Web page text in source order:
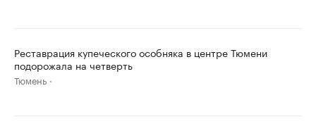
Реставрация купеческого особняка в центре Тюмени
подорожала на четверть
Тюмень